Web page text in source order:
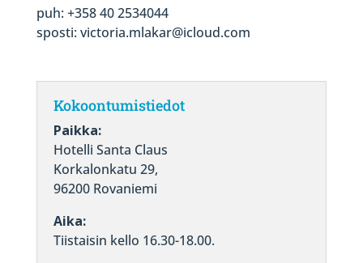
puh: +358 40 2534044
sposti: victoria.mlakar@icloud.com
Kokoontumistiedot
Paikka:
Hotelli Santa Claus
Korkalonkatu 29,
96200 Rovaniemi
Aika:
Tiistaisin kello 16.30-18.00.